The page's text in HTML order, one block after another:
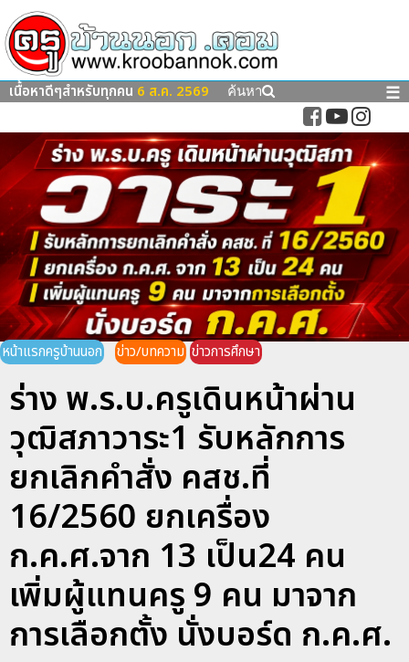
เนื้อหาดีๆสำหรับทุกคน 6 ส.ค. 2569 ค้นหา ☰
หน้าแรกครูบ้านนอก ข่าว/บทความ ข่าวการศึกษา
ร่าง พ.ร.บ.ครูเดินหน้าผ่าน
วุฒิสภาวาระ1 รับหลักการ
ยกเลิกคำสั่ง คสช.ที่
16/2560 ยกเครื่อง
ก.ค.ศ.จาก 13 เป็น24 คน
เพิ่มผู้แทนครู 9 คน มาจาก
การเลือกตั้ง นั่งบอร์ด ก.ค.ศ.